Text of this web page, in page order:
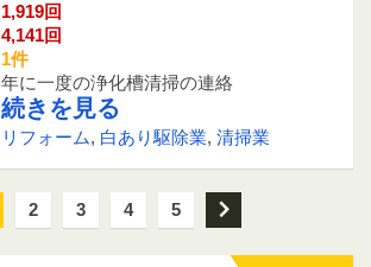
1,919回
4,141回
1件
年に一度の浄化槽清掃の連絡
続きを見る
リフォーム, 白あり駆除業, 清掃業
2 3 4 5 次